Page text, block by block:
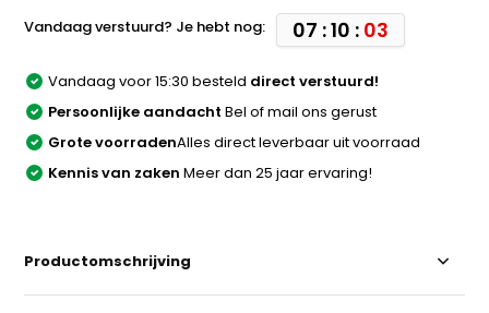
Vandaag verstuurd? Je hebt nog: 07 : 10 : 03
Vandaag voor 15:30 besteld direct verstuurd!
Persoonlijke aandacht Bel of mail ons gerust
Grote voorradenAlles direct leverbaar uit voorraad
Kennis van zaken Meer dan 25 jaar ervaring!
Productomschrijving